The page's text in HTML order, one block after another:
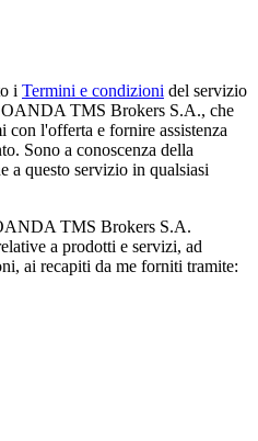
i Termini e condizioni del servizio
TMS Brokers S.A., che
con l'offerta e fornire assistenza
Sono a conoscenza della
a questo servizio in qualsiasi
TMS Brokers S.A.
a prodotti e servizi, ad
ai recapiti da me forniti tramite: